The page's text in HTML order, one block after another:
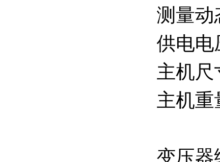
测量动
供电电
主机尺
主机重
变压器